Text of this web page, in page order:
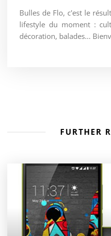
Bulles de Flo, c'est le
lifestyle du moment :
décoration, balades...
FURTHER